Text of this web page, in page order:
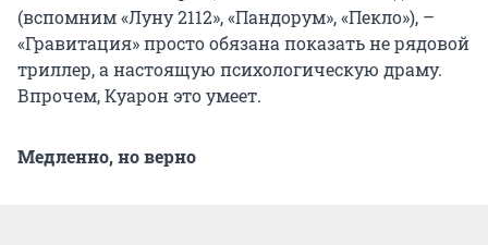
(вспомним «Луну 2112», «Пандорум», «Пекло»), –
«Гравитация» просто обязана показать не рядовой
триллер, а настоящую психологическую драму.
Впрочем, Куарон это умеет.
Медленно, но верно